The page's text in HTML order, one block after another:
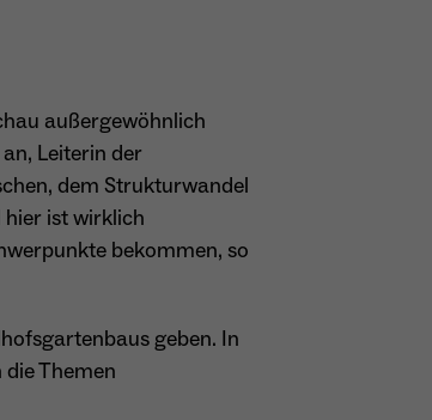
außergewöhnlich
Leiterin der
dem Strukturwandel
hier ist wirklich
bekommen, so
geben. In
Themen